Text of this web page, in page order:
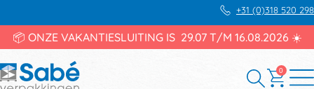
+31 (0)318 520 298
📦 ONZE VAKANTIESLUITING IS 29.07 T/M 16.08.2026 ☀️
0